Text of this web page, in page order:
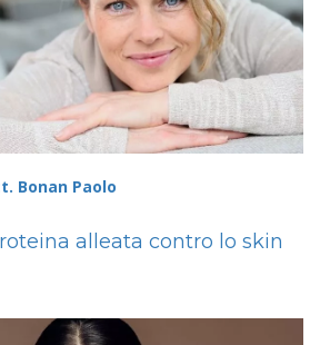
Bonan Paolo
alleata contro lo skin